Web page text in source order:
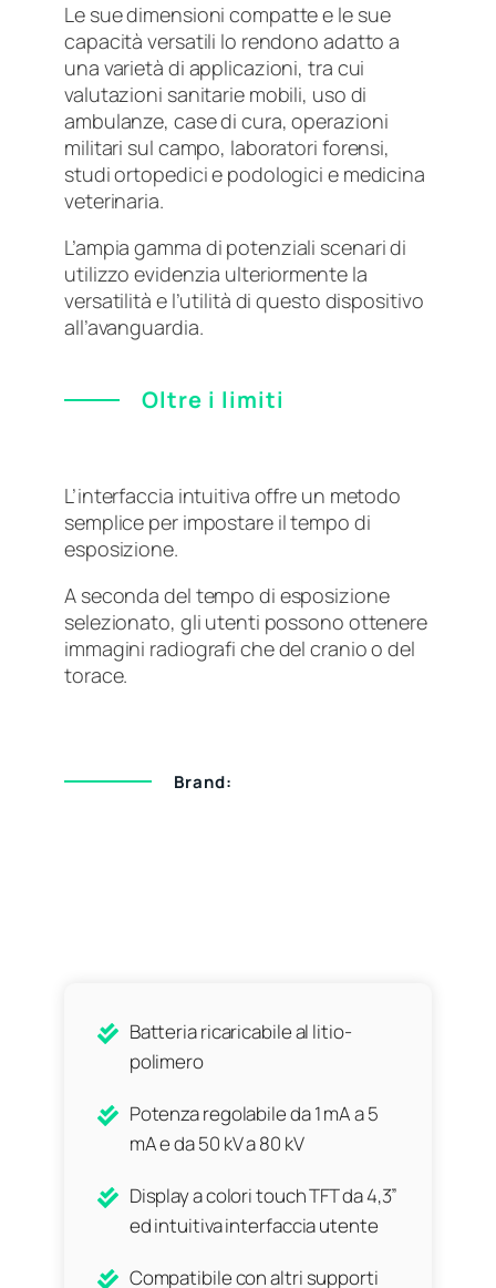
Le sue dimensioni compatte e le sue
capacità versatili lo rendono adatto a
una varietà di applicazioni, tra cui
valutazioni sanitarie mobili, uso di
ambulanze, case di cura, operazioni
militari sul campo, laboratori forensi,
studi ortopedici e podologici e medicina
veterinaria.
L’ampia gamma di potenziali scenari di
utilizzo evidenzia ulteriormente la
versatilità e l’utilità di questo dispositivo
all’avanguardia.
Oltre i limiti
L’interfaccia intuitiva offre un metodo
semplice per impostare il tempo di
esposizione.
A seconda del tempo di esposizione
selezionato, gli utenti possono ottenere
immagini radiografi che del cranio o del
torace.
Brand:
Batteria ricaricabile al litio-
polimero
Potenza regolabile da 1 mA a 5
mA e da 50 kV a 80 kV
Display a colori touch TFT da 4,3”
ed intuitiva interfaccia utente
Compatibile con altri supporti